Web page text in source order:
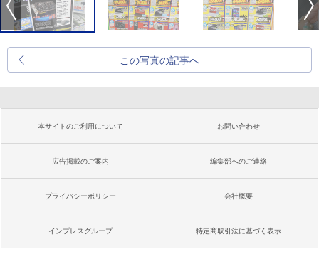
この写真の記事へ
本サイトのご利用について お問い合わせ
広告掲載のご案内 編集部へのご連絡
プライバシーポリシー 会社概要
インプレスグループ 特定商取引法に基づく表示